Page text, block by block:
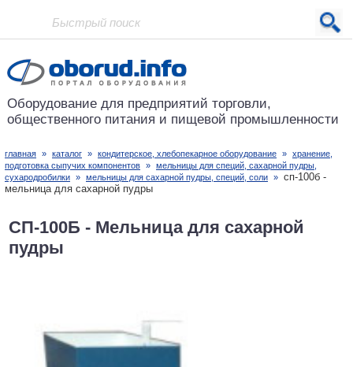
Проект основан в 2001 году
Оборудование для предприятий торговли,
общественного питания и пищевой промышленности
главная » каталог » кондитерское, хлебопекарное оборудование » хранение,
подготовка сыпучих компонентов » мельницы для специй, сахарной пудры,
сухародробилки » мельницы для сахарной пудры, специй, соли » сп-100б -
мельница для сахарной пудры
СП-100Б - Мельница для сахарной
пудры